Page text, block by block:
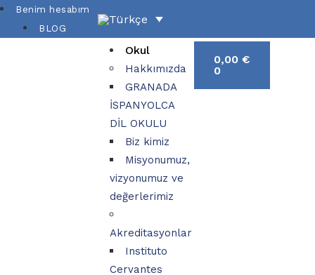
Benim hesabım
BLOG
Okul
Hakkımızda
GRANADA
İSPANYOLCA
DİL OKULU
Biz kimiz
Misyonumuz,
vizyonumuz ve
değerlerimiz
Akreditasyonlar
Instituto
Cervantes
0,00 €
0